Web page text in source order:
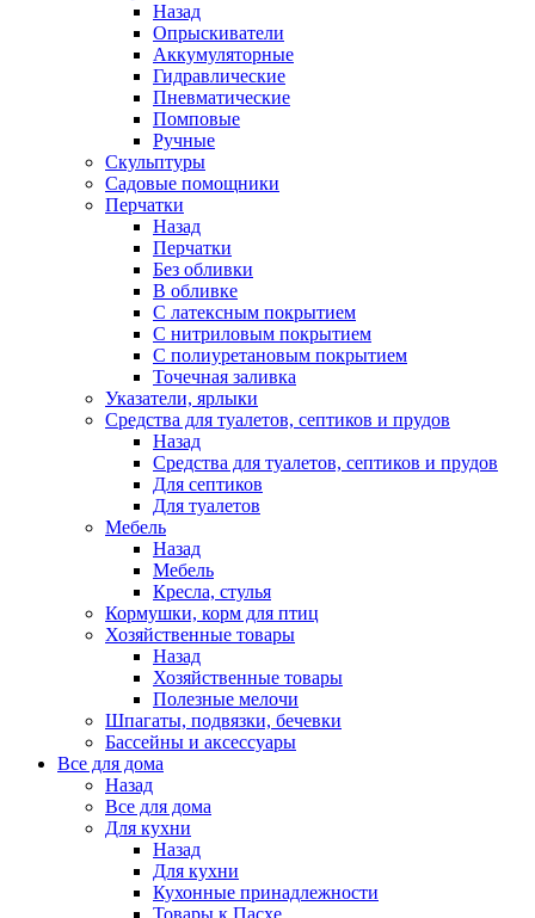
Назад
Опрыскиватели
Аккумуляторные
Гидравлические
Пневматические
Помповые
Ручные
Скульптуры
Садовые помощники
Перчатки
Назад
Перчатки
Без обливки
В обливке
С латексным покрытием
С нитриловым покрытием
С полиуретановым покрытием
Точечная заливка
Указатели, ярлыки
Средства для туалетов, септиков и прудов
Назад
Средства для туалетов, септиков и прудов
Для септиков
Для туалетов
Мебель
Назад
Мебель
Кресла, стулья
Кормушки, корм для птиц
Хозяйственные товары
Назад
Хозяйственные товары
Полезные мелочи
Шпагаты, подвязки, бечевки
Бассейны и аксессуары
Все для дома
Назад
Все для дома
Для кухни
Назад
Для кухни
Кухонные принадлежности
Товары к Пасхе